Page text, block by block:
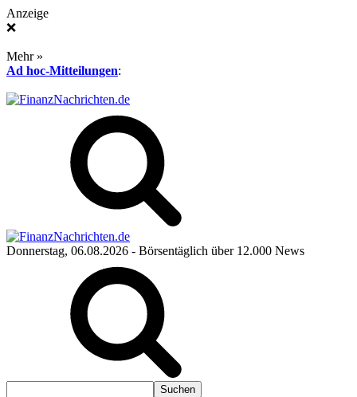
Anzeige
❌
Mehr »
Ad hoc-Mitteilungen:
Donnerstag, 06.08.2026 - Börsentäglich über 12.000 News